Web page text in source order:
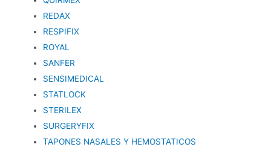
REDAX
RESPIFIX
ROYAL
SANFER
SENSIMEDICAL
STATLOCK
STERILEX
SURGERYFIX
TAPONES NASALES Y HEMOSTATICOS